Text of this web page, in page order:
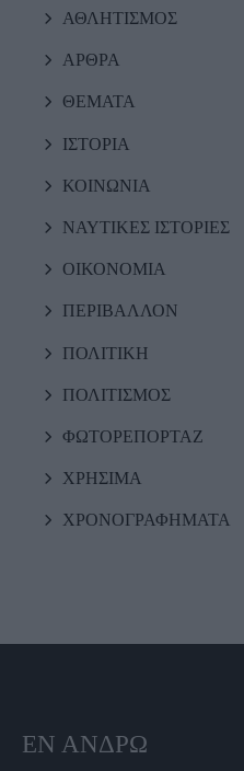
ΑΘΛΗΤΙΣΜΟΣ
ΑΡΘΡΑ
ΘΕΜΑΤΑ
ΙΣΤΟΡΙΑ
ΚΟΙΝΩΝΙΑ
ΝΑΥΤΙΚΕΣ ΙΣΤΟΡΙΕΣ
ΟΙΚΟΝΟΜΙΑ
ΠΕΡΙΒΑΛΛΟΝ
ΠΟΛΙΤΙΚΗ
ΠΟΛΙΤΙΣΜΟΣ
ΦΩΤΟΡΕΠΟΡΤΑΖ
ΧΡΗΣΙΜΑ
ΧΡΟΝΟΓΡΑΦΗΜΑΤΑ
ΕΝ ΆΝΔΡΩ